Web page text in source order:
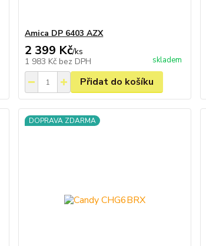
Amica DP 6403 AZX
2 399 Kč/ks
1 983 Kč bez DPH skladem
Přidat do košíku
DOPRAVA ZDARMA